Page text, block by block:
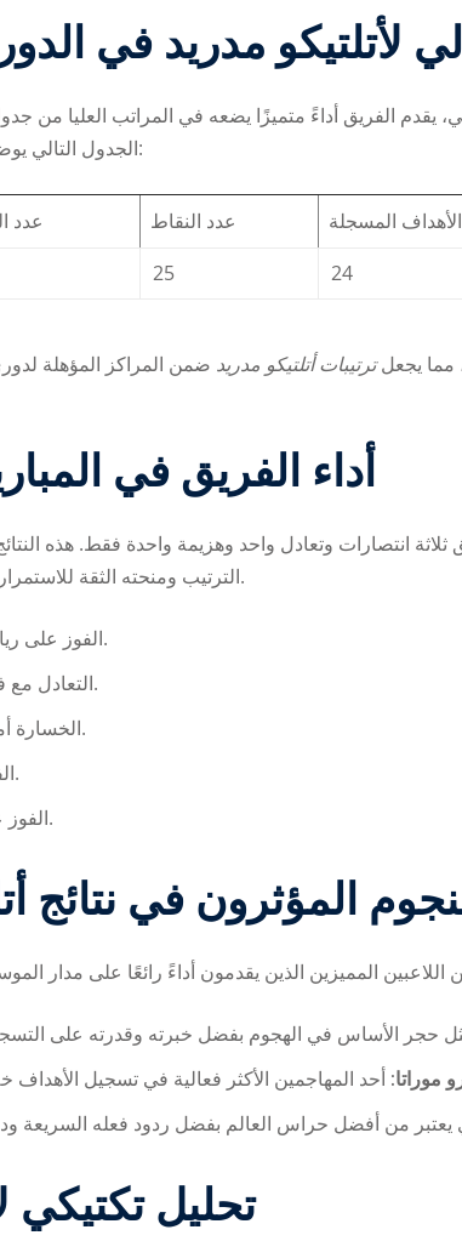
لأتلتيكو مدريد في
يقدم الفريق أداءً متميزًا يضعه في المراتب العليا من
الجدول التالي يوضح أهم الإحصائيات للفريق:
عدد عدد النقاط الأهداف المسجلة
25 24
مما يجعلترتيبات أتلتيكو مدريد ضمن المراكز المؤهلة
أداء الفريق في
انتصارات وتعادل واحد وهزيمة واحدة فقط. هذه
الترتيب ومنحته الثقة للاستمرار في المنافسة على اللقب.
الفوز على ريال سوسيداد بنتيجة 2-1.
التعادل مع فياريال خارج الديار 1-1.
الخسارة أمام برشلونة بنتيجة 0-1.
الفوز على أوساسونا 3-0.
الفوز على إشبيلية بنتيجة 2-0.
المؤثرون في نتائج
موراتا:
تحليل تكتيكي